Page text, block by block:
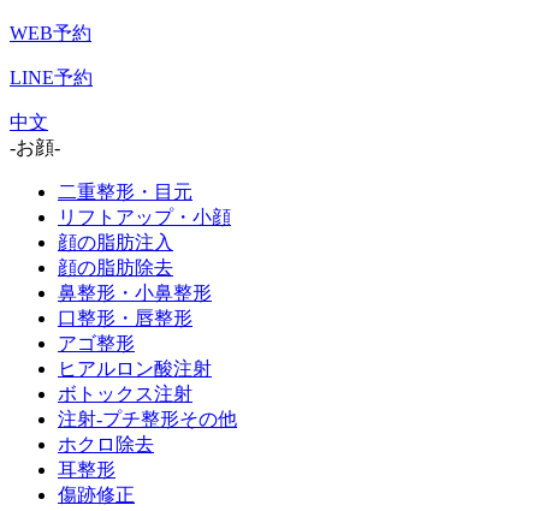
WEB予約
LINE予約
中文
-お顔-
二重整形・目元
リフトアップ・小顔
顔の脂肪注入
顔の脂肪除去
鼻整形・小鼻整形
口整形・唇整形
アゴ整形
ヒアルロン酸注射
ボトックス注射
注射-プチ整形その他
ホクロ除去
耳整形
傷跡修正